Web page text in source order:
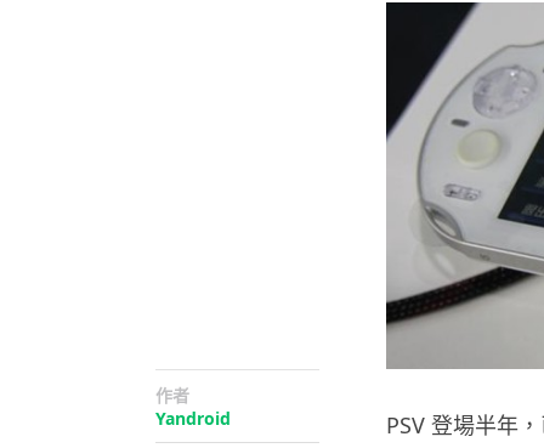
作者
Yandroid
PSV 登場半年